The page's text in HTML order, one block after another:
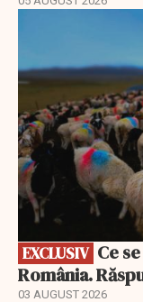
EXCLUSIV
România.
03 AUGUST 2026